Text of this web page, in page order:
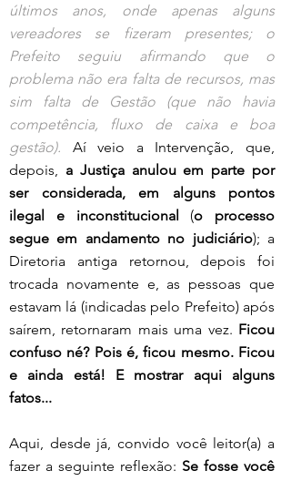
últimos anos, onde apenas alguns
vereadores se fizeram presentes; o
Prefeito seguiu afirmando que o
problema não era falta de recursos, mas
sim falta de Gestão (que não havia
competência, fluxo de caixa e boa
gestão). Aí veio a Intervenção, que,
depois, a Justiça anulou em parte por
ser considerada, em alguns pontos
ilegal e inconstitucional (o processo
segue em andamento no judiciário); a
Diretoria antiga retornou, depois foi
trocada novamente e, as pessoas que
estavam lá (indicadas pelo Prefeito) após
saírem, retornaram mais uma vez. Ficou
confuso né? Pois é, ficou mesmo. Ficou
e ainda está! E mostrar aqui alguns
fatos...
Aqui, desde já, convido você leitor(a) a
fazer a seguinte reflexão: Se fosse você